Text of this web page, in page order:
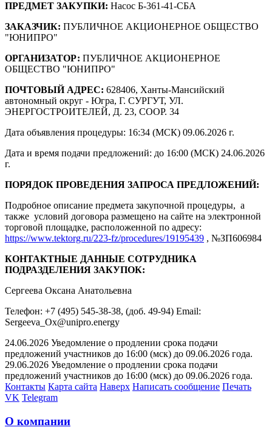
ПРЕДМЕТ ЗАКУПКИ: Насос Б-361-41-СБА
ЗАКАЗЧИК: ПУБЛИЧНОЕ АКЦИОНЕРНОЕ ОБЩЕСТВО
"ЮНИПРО"
ОРГАНИЗАТОР: ПУБЛИЧНОЕ АКЦИОНЕРНОЕ
ОБЩЕСТВО "ЮНИПРО"
ПОЧТОВЫЙ АДРЕС: 628406, Ханты-Мансийский
автономный округ - Югра, Г. СУРГУТ, УЛ.
ЭНЕРГОСТРОИТЕЛЕЙ, Д. 23, СООР. 34
Дата объявления процедуры: 16:34 (МСК) 09.06.2026 г.
Дата и время подачи предложений: до 16:00 (МСК) 24.06.2026
г.
ПОРЯДОК ПРОВЕДЕНИЯ ЗАПРОСА ПРЕДЛОЖЕНИЙ:
Подробное описание предмета закупочной процедуры, а
также условий договора размещено на сайте на электронной
торговой площадке, расположенной по адресу:
https://www.tektorg.ru/223-fz/procedures/19195439 , №ЗП606984
КОНТАКТНЫЕ ДАННЫЕ СОТРУДНИКА
ПОДРАЗДЕЛЕНИЯ ЗАКУПОК:
Сергеева Оксана Анатольевна
Телефон: +7 (495) 545-38-38, (доб. 49-94) Email:
Sergeeva_Ox@unipro.energy
24.06.2026 Уведомление о продлении срока подачи
предложений участников до 16:00 (мск) до 09.06.2026 года.
29.06.2026 Уведомление о продлении срока подачи
предложений участников до 16:00 (мск) до 09.06.2026 года.
Контакты Карта сайта Наверх Написать сообщение Печать
VK Telegram
О компании